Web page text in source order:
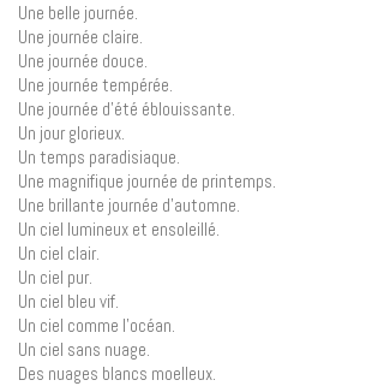
Une belle journée.
Une journée claire.
Une journée douce.
Une journée tempérée.
Une journée d’été éblouissante.
Un jour glorieux.
Un temps paradisiaque.
Une magnifique journée de printemps.
Une brillante journée d’automne.
Un ciel lumineux et ensoleillé.
Un ciel clair.
Un ciel pur.
Un ciel bleu vif.
Un ciel comme l’océan.
Un ciel sans nuage.
Des nuages blancs moelleux.